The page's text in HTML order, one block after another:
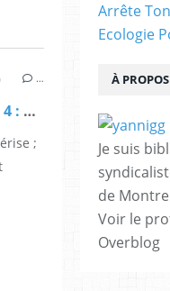
…
Crise au Méliès de Montreuil 4 : abus graves et répétés
;
À PROPOS
Je suis
de
Voir le
Overblog
Arrête
Ecologie